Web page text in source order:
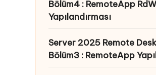
Bölüm4 : RemoteApp
Yapılandırması
Server 2025 Remote
Bölüm3 : RemoteApp